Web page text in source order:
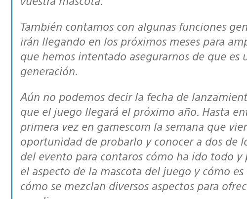
También contamos con algunas funciones geniales de realidad aumentada que
irán llegando en los próximos meses para
que hemos intentado asegurarnos de que es
generación.
Aún no podemos decir la fecha de lanzamiento, pero sí podemos adelantaros
que el juego llegará el próximo año. Hasta
primera vez en gamescom la semana que
oportunidad de probarlo y conocer a dos de
del evento para contaros cómo ha ido todo
el aspecto de la mascota del juego y cómo
cómo se mezclan diversos aspectos para